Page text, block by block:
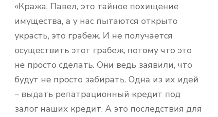
«Кража, Павел, это тайное похищение
имущества, а у нас пытаются открыто
украсть, это грабеж. И не получается
осуществить этот грабеж, потому что это
не просто сделать. Они ведь заявили, что
будут не просто забирать. Одна из их идей
– выдать репатрационный кредит под
залог наших кредит. А это последствия для